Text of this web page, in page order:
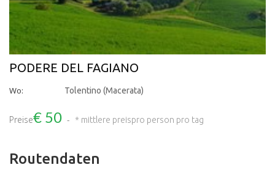
PODERE DEL FAGIANO
Wo: Tolentino (Macerata)
Preise€ 50 * mittlere preispro person pro tag
Routendaten